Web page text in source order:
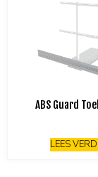
ABS Guard
LEES